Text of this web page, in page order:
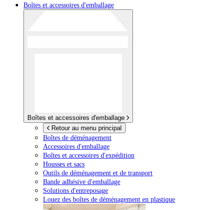
Boîtes et accessoires d'emballage
Boîtes et accessoires d'emballage
Retour au menu principal
Boîtes de déménagement
Accessoires d'emballage
Boîtes et accessoires d'expédition
Housses et sacs
Outils de déménagement et de transport
Bande adhésive d'emballage
Solutions d'entreposage
Louez des boîtes de déménagement en plastique